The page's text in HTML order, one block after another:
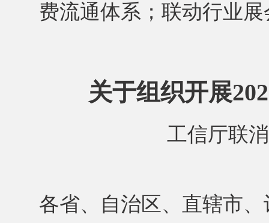
费流通体系；联动行业
关于组织开展
工信厅联
各省、自治区、直辖市